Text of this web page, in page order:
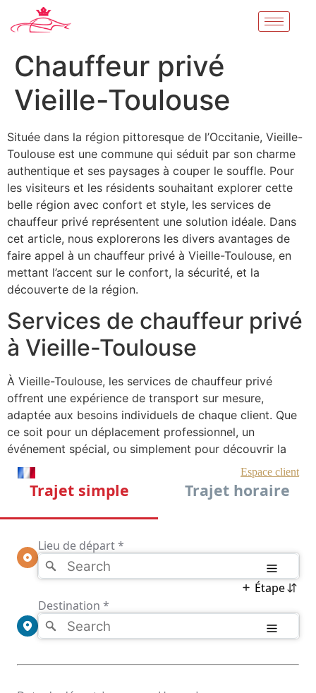
Chauffeur privé
Vieille-Toulouse
Située dans la région pittoresque de l’Occitanie, Vieille-
Toulouse est une commune qui séduit par son charme
authentique et ses paysages à couper le souffle. Pour
les visiteurs et les résidents souhaitant explorer cette
belle région avec confort et style, les services de
chauffeur privé représentent une solution idéale. Dans
cet article, nous explorerons les divers avantages de
faire appel à un chauffeur privé à Vieille-Toulouse, en
mettant l’accent sur le confort, la sécurité, et la
découverte de la région.
Services de chauffeur privé
à Vieille-Toulouse
À Vieille-Toulouse, les services de chauffeur privé
offrent une expérience de transport sur mesure,
adaptée aux besoins individuels de chaque client. Que
ce soit pour un déplacement professionnel, un
événement spécial, ou simplement pour découvrir la
région, un chauffeur privé assure un service de qualité
supérieure. Les véhicules utilisés sont généralement des
modèles récents, bien entretenus, et équipés de toutes
les commodités modernes pour garantir un voyage
En outre, les chauffeurs privés de Vieille-Toulouse sont
des professionnels expérimentés, connaissant
parfaitement la région. Ils sont en mesure de fournir des
conseils précieux sur les itinéraires les plus efficaces et
les sites incontournables à visiter. Leur expertise locale
déplacement et de vivre une expérience authentique de